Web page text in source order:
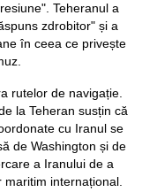
Teheranul a
zdrobitor" și a
în ceea ce privește
rutelor de navigație.
la Teheran susțin că
cu Iranul se
de Washington și de
a Iranului de a
internațional.